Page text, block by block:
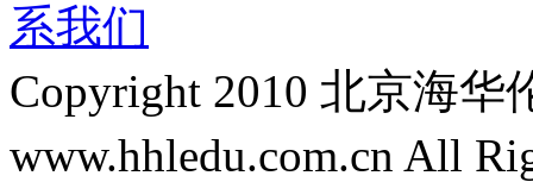
系我们
Copyright 2010 北京海
www.hhledu.com.cn All